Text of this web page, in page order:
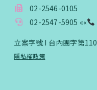
02-2546-0105
02-2547-5905 ««
立案字號 I 台內團字第
隱私權政策
戶名: 社團法人台灣
帳號: 003-03-